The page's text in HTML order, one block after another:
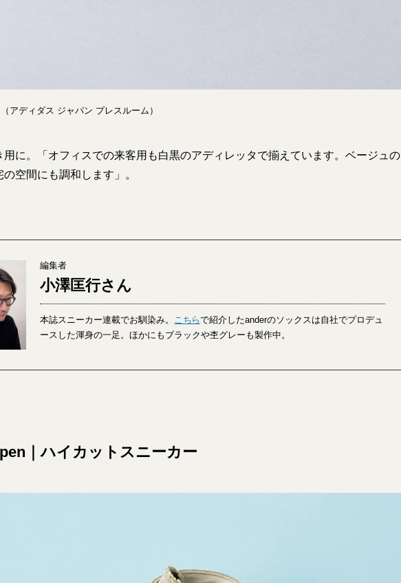
アディダス ジャパン プレスルーム）
用に。「オフィスでの来客用も白黒のアディレッタで揃えています。ベージュの
空間にも調和します」。
編集者
小澤匡行さん
本誌スニーカー連載でお馴染み。 こちらで紹介したanderのソックスは自社でプロデュ
ースした渾身の一足。ほかにもブラックや杢グレーも製作中。
｜ハイカットスニーカー